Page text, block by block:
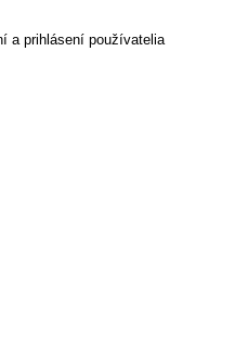
a prihlásení používatelia